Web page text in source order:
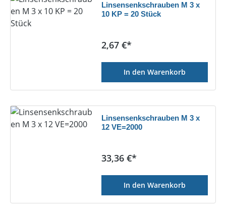
Linsensenkschrauben M 3 x
10 KP = 20 Stück
Regulärer Preis:
2,67 €*
In den Warenkorb
Linsensenkschrauben M 3 x
12 VE=2000
Regulärer Preis:
33,36 €*
In den Warenkorb